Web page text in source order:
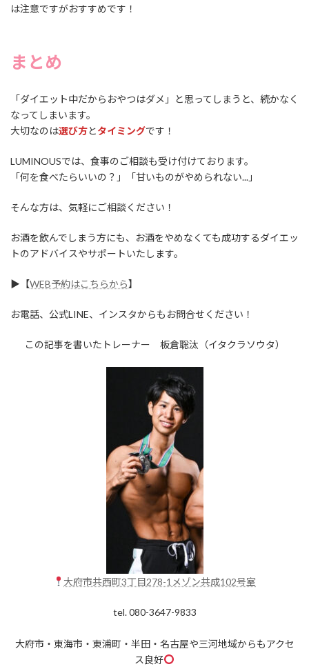
は注意ですがおすすめです！
まとめ
「ダイエット中だからおやつはダメ」と思ってしまうと、続かなく
なってしまいます。
大切なのは選び方とタイミングです！
LUMINOUSでは、食事のご相談も受け付けております。
「何を食べたらいいの？」「甘いものがやめられない...」
そんな方は、気軽にご相談ください！
お酒を飲んでしまう方にも、お酒をやめなくても成功するダイエッ
トのアドバイスやサポートいたします。
▶︎【WEB予約はこちらから】
お電話、公式LINE、インスタからもお問合せください！
この記事を書いたトレーナー 板倉聡汰（イタクラソウタ）
大府市共西町3丁目278-1メゾン共成102号室
tel. 080-3647-9833
大府市・東海市・東浦町・半田・名古屋や三河地域からもアクセ
ス良好